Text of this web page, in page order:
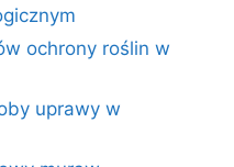
ochrony roślin w
uprawy w